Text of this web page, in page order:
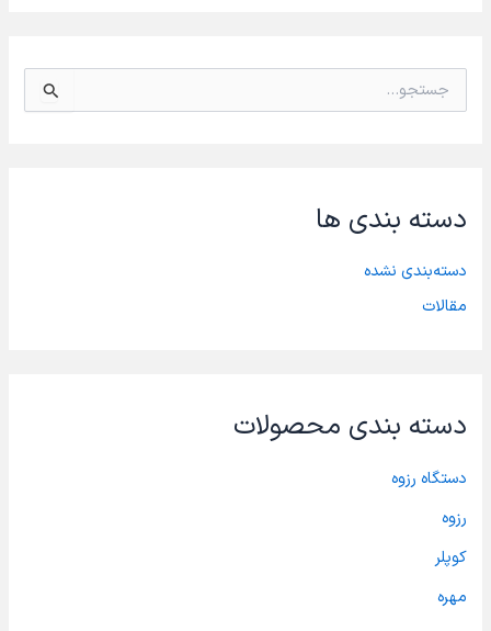
س
ر
ی
دسته بندی ها
دسته‌بندی نشده
مقالات
دسته بندی محصولات
دستگاه رزوه
رزوه
کوپلر
مهره